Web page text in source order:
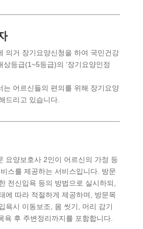
의거 장기요양신청을 하여 국민건강
상등급(1~5등급)의 ‘장기요양인정
는 어르신들의 편의를 위해 장기요양
드리고 있습니다.
요양보호사 2인이 어르신의 가정 등
스를 제공하는 서비스입니다. 방문
전신입욕 등의 방법으로 실시하되,
에 따라 적절하게 제공하며, 방문목
욕시 이동보조, 몸 씻기, 머리 감기
욕 후 주변정리까지를 포함합니다.